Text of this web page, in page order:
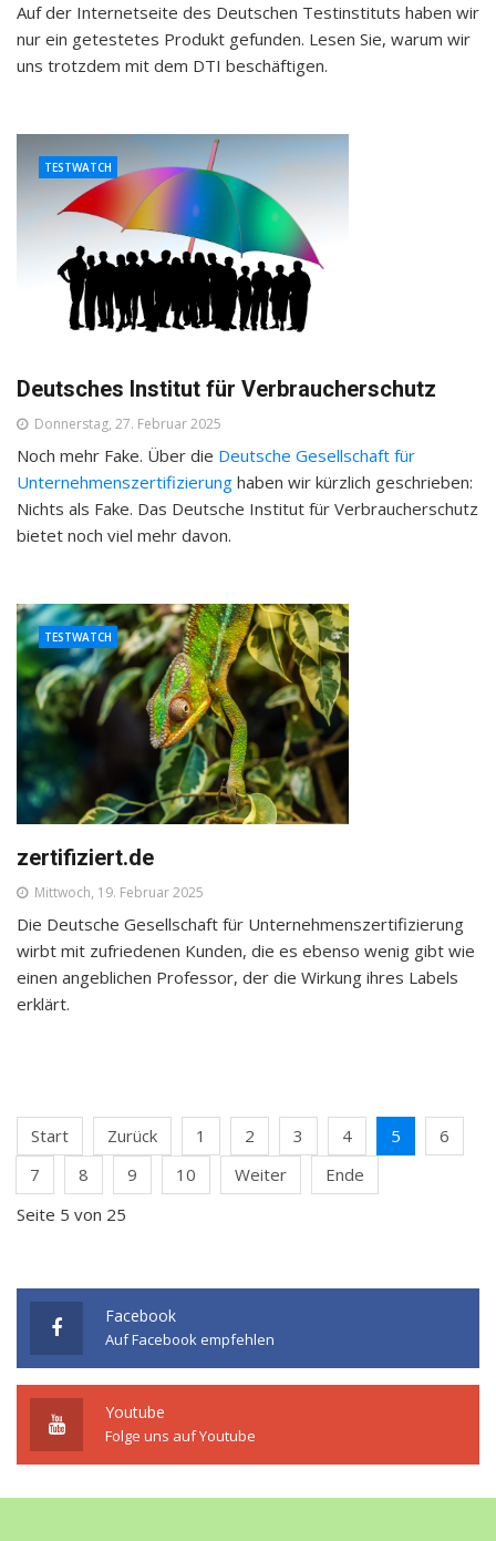
Auf der Internetseite des Deutschen Testinstituts haben wir
nur ein getestetes Produkt gefunden. Lesen Sie, warum wir
uns trotzdem mit dem DTI beschäftigen.
Deutsches Institut für Verbraucherschutz
TESTWATCH
Donnerstag, 27. Februar 2025
Noch mehr Fake. Über die Deutsche Gesellschaft für
Unternehmenszertifizierung haben wir kürzlich geschrieben:
Nichts als Fake. Das Deutsche Institut für Verbraucherschutz
bietet noch viel mehr davon.
zertifiziert.de
TESTWATCH
Mittwoch, 19. Februar 2025
Die Deutsche Gesellschaft für Unternehmenszertifizierung
wirbt mit zufriedenen Kunden, die es ebenso wenig gibt wie
einen angeblichen Professor, der die Wirkung ihres Labels
erklärt.
Start Zurück 1 2 3 4 5
6
7
8 9 10 Weiter
Ende
Seite 5 von 25
Facebook
Auf Facebook empfehlen
Youtube
Folge uns auf Youtube